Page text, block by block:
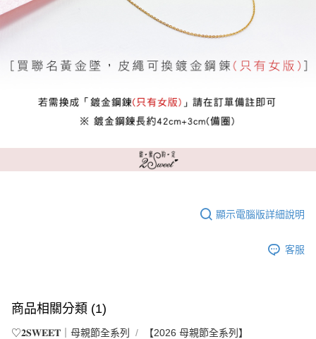
顯示電腦版詳細說明
客服
商品相關分類 (1)
♡𝟐𝐒𝐖𝐄𝐄𝐓｜母親節全系列 【2026 母親節全系列】